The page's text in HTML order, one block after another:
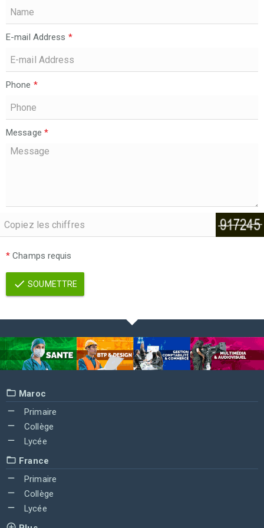
E-mail Address *
Phone *
Message *
* Champs requis
SOUMETTRE
Maroc
Primaire
Collège
Lycée
France
Primaire
Collège
Lycée